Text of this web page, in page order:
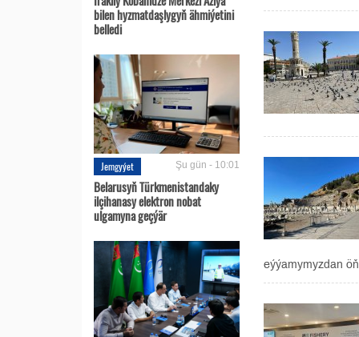
bilen hyzmatdaşlygyň ähmiýetini
belledi
Jemgyýet Şu gün - 10:01
Belarusyň Türkmenistandaky
ilçihanasy elektron nobat
ulgamyna geçýär
eýýamymyzdan